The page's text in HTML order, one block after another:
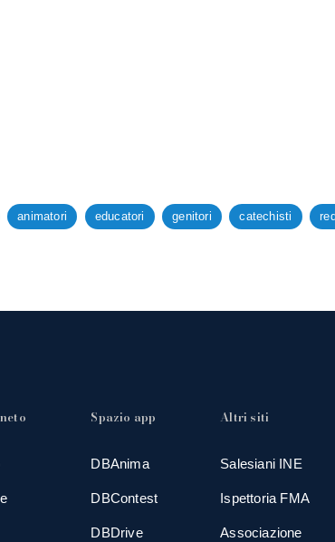
animatori educatori genitori catechisti
Spazio app
DBAnima
DBContest
DBDrive
Altri siti
Salesiani INE
Ispettoria FMA
Associazione